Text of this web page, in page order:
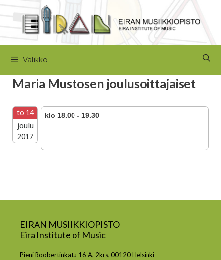
sisältöön
Valikko
Maria Mustosen joulusoittajaiset
to 14
joulu
2017
klo 18.00 - 19.30
EIRAN MUSIIKKIOPISTO
Eira Institute of Music
Pieni Roobertinkatu 16 A, 2krs, 00120 Helsinki